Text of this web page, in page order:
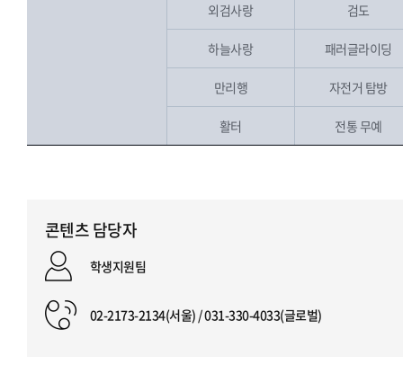
외검사랑 검도
하늘사랑 패러글라이딩
만리행 자전거 탐방
활터 전통 무예
콘텐츠 담당자
학생지원팀
02-2173-2134(서울) / 031-330-4033(글로벌)